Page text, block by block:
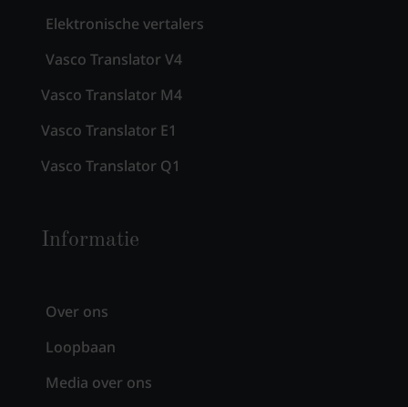
Elektronische vertalers
Vasco Translator V4
Vasco Translator M4
Vasco Translator E1
Vasco Translator Q1
Informatie
Over ons
Loopbaan
Media over ons